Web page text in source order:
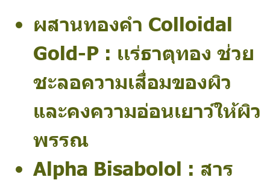
ผสานทองคำ Colloidal
Gold-P : เเร่ธาตุทอง ช่วย
ชะลอความเสื่อมของผิว
และคงความอ่อนเยาว์ให้ผิว
พรรณ
Alpha Bisabolol : สาร